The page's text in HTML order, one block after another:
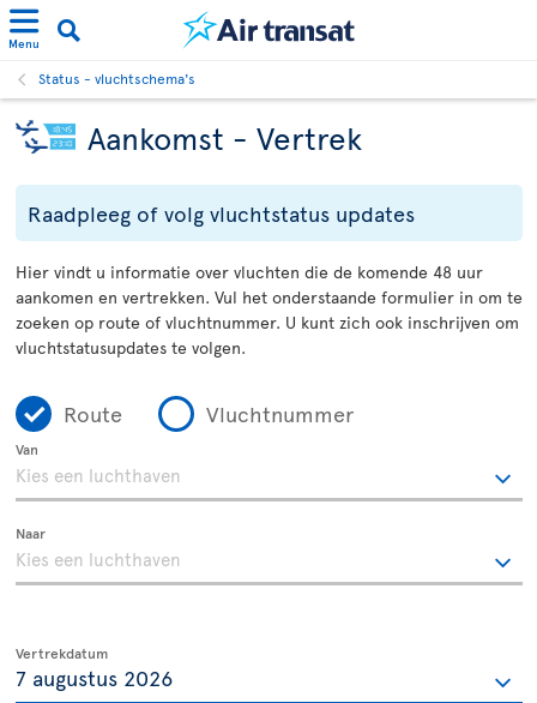
Menu
Status - vluchtschema's
Aankomst - Vertrek
Raadpleeg of volg vluchtstatus updates
Hier vindt u informatie over vluchten die de komende 48 uur
aankomen en vertrekken. Vul het onderstaande formulier in om te
zoeken op route of vluchtnummer. U kunt zich ook inschrijven om
vluchtstatusupdates te volgen.
Route Vluchtnummer
Van
Naar
Vertrekdatum